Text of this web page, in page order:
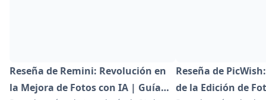
Reseña de Remini: Revolución en
la Mejora de Fotos con IA | Guía
Reseña de
de la Edición de